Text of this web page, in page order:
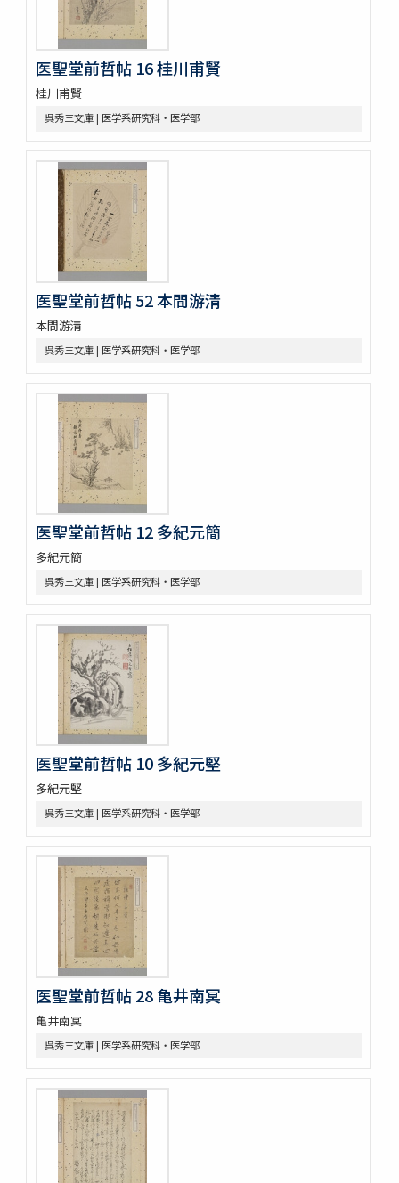
医聖堂前哲帖 16 桂川甫賢
桂川甫賢
呉秀三文庫 | 医学系研究科・医学部
医聖堂前哲帖 52 本間游清
本間游清
呉秀三文庫 | 医学系研究科・医学部
医聖堂前哲帖 12 多紀元簡
多紀元簡
呉秀三文庫 | 医学系研究科・医学部
医聖堂前哲帖 10 多紀元堅
多紀元堅
呉秀三文庫 | 医学系研究科・医学部
医聖堂前哲帖 28 亀井南冥
亀井南冥
呉秀三文庫 | 医学系研究科・医学部